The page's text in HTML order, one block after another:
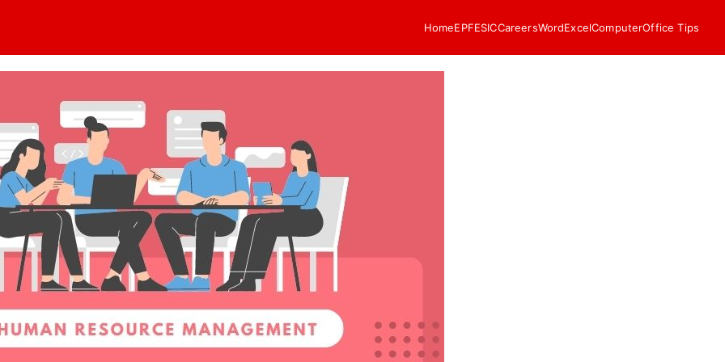
HomeEPFESICCareersWordExcelComputerOffice Tips